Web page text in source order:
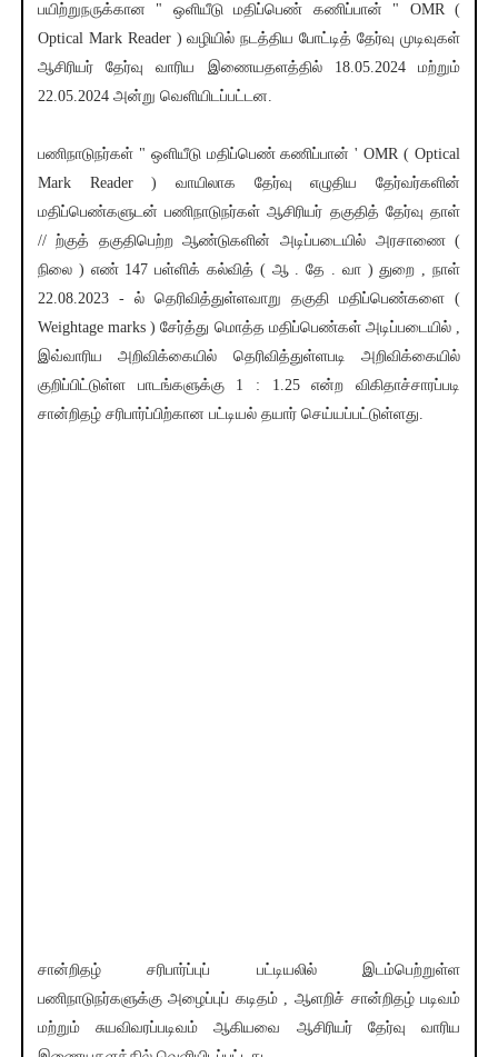
பயிற்றுநருக்கான " ஒளியீடு மதிப்பெண் கணிப்பான் " OMR (
Optical Mark Reader ) வழியில் நடத்திய போட்டித் தேர்வு முடிவுகள்
ஆசிரியர் தேர்வு வாரிய இணையதளத்தில் 18.05.2024 மற்றும்
22.05.2024 அன்று வெளியிடப்பட்டன.
பணிநாடுநர்கள் " ஒளியீடு மதிப்பெண் கணிப்பான் ' OMR ( Optical
Mark Reader ) வாயிலாக தேர்வு எழுதிய தேர்வர்களின்
மதிப்பெண்களுடன் பணிநாடுநர்கள் ஆசிரியர் தகுதித் தேர்வு தாள்
// ற்குத் தகுதிபெற்ற ஆண்டுகளின் அடிப்படையில் அரசாணை (
நிலை ) எண் 147 பள்ளிக் கல்வித் ( ஆ . தே . வா ) துறை , நாள்
22.08.2023 - ல் தெரிவித்துள்ளவாறு தகுதி மதிப்பெண்களை (
Weightage marks ) சேர்த்து மொத்த மதிப்பெண்கள் அடிப்படையில் ,
இவ்வாரிய அறிவிக்கையில் தெரிவித்துள்ளபடி அறிவிக்கையில்
குறிப்பிட்டுள்ள பாடங்களுக்கு 1 : 1.25 என்ற விகிதாச்சாரப்படி
சான்றிதழ் சரிபார்ப்பிற்கான பட்டியல் தயார் செய்யப்பட்டுள்ளது.
சான்றிதழ் சரிபார்ப்புப் பட்டியலில் இடம்பெற்றுள்ள
பணிநாடுநர்களுக்கு அழைப்புப் கடிதம் , ஆளறிச் சான்றிதழ் படிவம்
மற்றும் சுயவிவரப்படிவம் ஆகியவை ஆசிரியர் தேர்வு வாரிய